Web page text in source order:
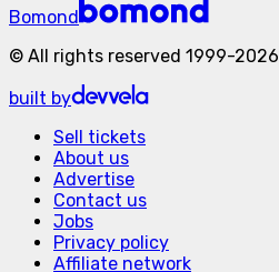
Bomond
© All rights reserved 1999-2026
built by
Sell tickets
About us
Advertise
Contact us
Jobs
Privacy policy
Affiliate network